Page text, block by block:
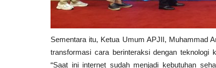
Sementara itu, Ketua Umum APJII, Muhammad
transformasi cara berinteraksi dengan teknologi
“Saat ini internet sudah menjadi kebutuhan